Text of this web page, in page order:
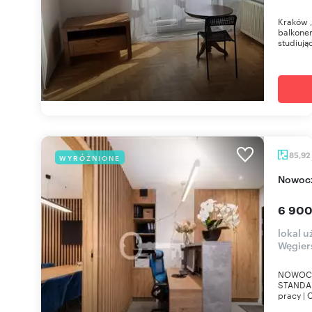
Kraków
WYRÓŻNIONE 85,92
6
lokal
pracy |